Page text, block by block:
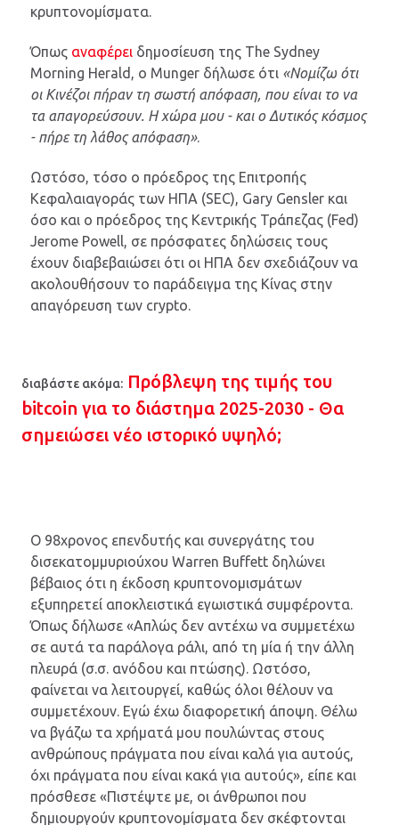
κρυπτονομίσματα.
Όπως αναφέρει δημοσίευση της The Sydney
Morning Herald, ο Munger δήλωσε ότι «Νομίζω ότι
οι Κινέζοι πήραν τη σωστή απόφαση, που είναι το να
τα απαγορεύσουν. Η χώρα μου - και ο Δυτικός κόσμος
- πήρε τη λάθος απόφαση».
Ωστόσο, τόσο ο πρόεδρος της Επιτροπής
Κεφαλαιαγοράς των ΗΠΑ (SEC), Gary Gensler και
όσο και ο πρόεδρος της Κεντρικής Τράπεζας (Fed)
Jerome Powell, σε πρόσφατες δηλώσεις τους
έχουν διαβεβαιώσει ότι οι ΗΠΑ δεν σχεδιάζουν να
ακολουθήσουν το παράδειγμα της Κίνας στην
απαγόρευση των crypto.
διαβάστε ακόμα: Πρόβλεψη της τιμής του
bitcoin για το διάστημα 2025-2030 - Θα
σημειώσει νέο ιστορικό υψηλό;
Ο 98χρονος επενδυτής και συνεργάτης του
δισεκατομμυριούχου Warren Buffett δηλώνει
βέβαιος ότι η έκδοση κρυπτονομισμάτων
εξυπηρετεί αποκλειστικά εγωιστικά συμφέροντα.
Όπως δήλωσε «Απλώς δεν αντέχω να συμμετέχω
σε αυτά τα παράλογα ράλι, από τη μία ή την άλλη
πλευρά (σ.σ. ανόδου και πτώσης). Ωστόσο,
φαίνεται να λειτουργεί, καθώς όλοι θέλουν να
συμμετέχουν. Εγώ έχω διαφορετική άποψη. Θέλω
να βγάζω τα χρήματά μου πουλώντας στους
ανθρώπους πράγματα που είναι καλά για αυτούς,
όχι πράγματα που είναι κακά για αυτούς», είπε και
πρόσθεσε «Πιστέψτε με, οι άνθρωποι που
δημιουργούν κρυπτονομίσματα δεν σκέφτονται